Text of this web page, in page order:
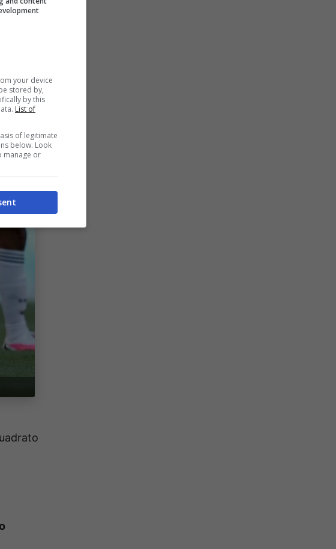
your device
stored by,
by this
List of
of legitimate
below. Look
manage or